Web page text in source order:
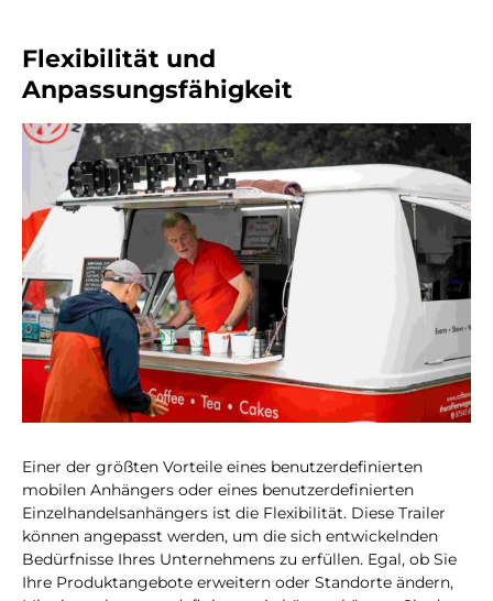
Flexibilität und
Anpassungsfähigkeit
Einer der größten Vorteile eines benutzerdefinierten
mobilen Anhängers oder eines benutzerdefinierten
Einzelhandelsanhängers ist die Flexibilität. Diese Trailer
können angepasst werden, um die sich entwickelnden
Bedürfnisse Ihres Unternehmens zu erfüllen. Egal, ob Sie
Ihre Produktangebote erweitern oder Standorte ändern,